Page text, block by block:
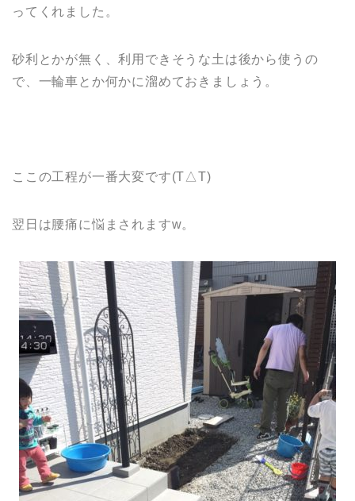
ってくれました。
砂利とかが無く、利用できそうな土は後から使うの
で、一輪車とか何かに溜めておきましょう。
ここの工程が一番大変です(T△T)
翌日は腰痛に悩まされますw。